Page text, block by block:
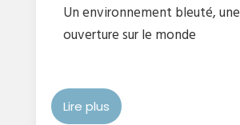
Un environnement bleuté, une
ouverture sur le monde
Lire plus